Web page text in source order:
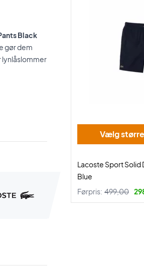
Black
gør dem
lynlåslommer
Vælg
Lacoste Sport Solid
Blue
Førpris: 499,00